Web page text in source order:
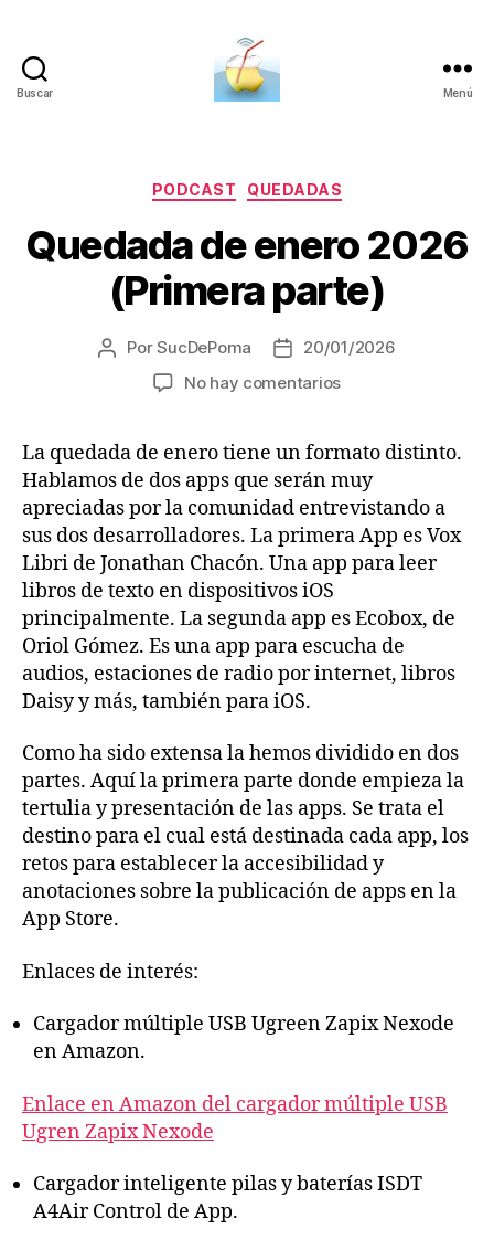
Buscar Menú
Categorías
PODCAST QUEDADAS
Quedada de enero 2026
(Primera parte)
Autor
PorSucDePoma
Fecha20/01/2026
No hay comentariosen
enero
2026
(Primera
parte)
La quedada de enero tiene un formato distinto.
Hablamos de dos apps que serán muy
apreciadas por la comunidad entrevistando a
sus dos desarrolladores. La primera App es Vox
Libri de Jonathan Chacón. Una app para leer
libros de texto en dispositivos iOS
principalmente. La segunda app es Ecobox, de
Oriol Gómez. Es una app para escucha de
audios, estaciones de radio por internet, libros
Daisy y más, también para iOS.
Como ha sido extensa la hemos dividido en dos
partes. Aquí la primera parte donde empieza la
tertulia y presentación de las apps. Se trata el
destino para el cual está destinada cada app, los
retos para establecer la accesibilidad y
anotaciones sobre la publicación de apps en la
App Store.
Enlaces de interés:
Cargador múltiple USB Ugreen Zapix Nexode
en Amazon.
Enlace en Amazon del cargador múltiple USB
Ugren Zapix Nexode
Cargador inteligente pilas y baterías ISDT
A4Air Control de App.